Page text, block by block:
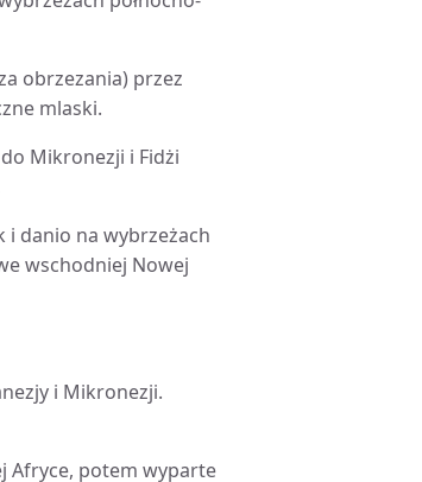
obrzezania) przez
mlaski.
Mikronezji i Fidżi
i danio na wybrzeżach
wschodniej Nowej
i Mikronezji.
Afryce, potem wyparte